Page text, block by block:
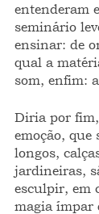
entenderam
seminário
ensinar: de
qual a
som, enfim:
Diria por
emoção, que
longos,
jardineiras,
esculpir, em
magia ímpar